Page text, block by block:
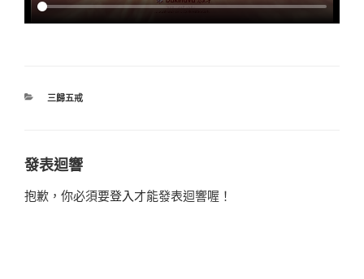
CATEGORIES
三歸五戒
發表迴響
抱歉，你必須要登入才能發表迴響喔！